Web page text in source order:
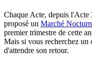
Chaque Acte, depuis l'Acte
proposé un Marché
premier trimestre de cette
Mais si vous recherchez un
d'attendre son retour.